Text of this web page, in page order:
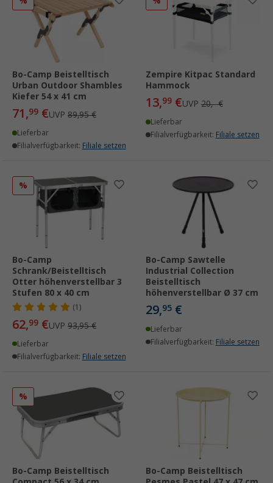
Bo-Camp Beistelltisch
Urban Outdoor Shambles
Kiefer 54 x 41 cm
71,99 €UVP 89,95 €
Lieferbar
Filialverfügbarkeit: Filiale setzen
Zempire Kitpac Standard
Hammock
13,99 €UVP 20,- €
Lieferbar
Filialverfügbarkeit: Filiale setzen
%
Bo-Camp
Schrank/Beistelltisch
Otter höhenverstellbar 3
Stufen 80 x 40 cm
(1)
62,99 €UVP 93,95 €
Lieferbar
Filialverfügbarkeit: Filiale setzen
Bo-Camp Sawtelle
Industrial Collection
Beistelltisch
höhenverstellbar Ø 37 cm
29,95 €
Lieferbar
Filialverfügbarkeit: Filiale setzen
%
Bo-Camp Beistelltisch
Bo-Camp Beistelltisch